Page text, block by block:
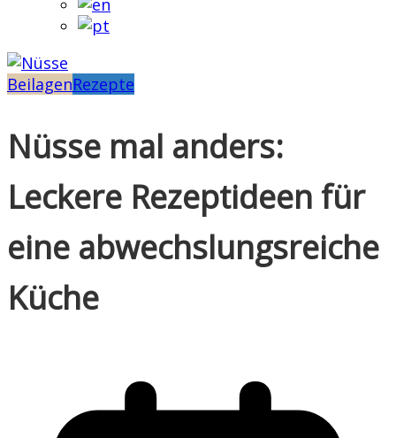
BeilagenRezepte
Nüsse mal anders:
Leckere Rezeptideen für
eine abwechslungsreiche
Küche